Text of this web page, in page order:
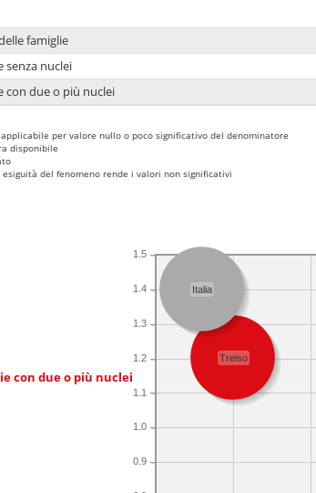
famiglie
senza nuclei
con due o più nuclei
per valore nullo o poco significativo del denominatore
disponibile
esiguità del fenomeno rende i valori non significativi
con due o più nuclei
0.9
1.0
1.1
1.2
1.3
1.4
1.5
Treiso
Italia